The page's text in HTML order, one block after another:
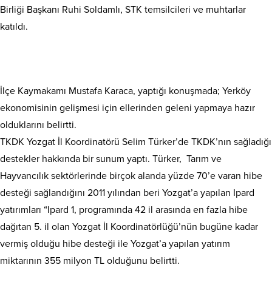
Birliği Başkanı Ruhi Soldamlı, STK temsilcileri ve muhtarlar
katıldı.
İlçe Kaymakamı Mustafa Karaca, yaptığı konuşmada; Yerköy
ekonomisinin gelişmesi için ellerinden geleni yapmaya hazır
olduklarını belirtti.
TKDK Yozgat İl Koordinatörü Selim Türker’de TKDK’nın sağladığı
destekler hakkında bir sunum yaptı. Türker, Tarım ve
Hayvancılık sektörlerinde birçok alanda yüzde 70’e varan hibe
desteği sağlandığını 2011 yılından beri Yozgat’a yapılan Ipard
yatırımları “Ipard 1, programında 42 il arasında en fazla hibe
dağıtan 5. il olan Yozgat İl Koordinatörlüğü’nün bugüne kadar
vermiş olduğu hibe desteği ile Yozgat’a yapılan yatırım
miktarının 355 milyon TL olduğunu belirtti.